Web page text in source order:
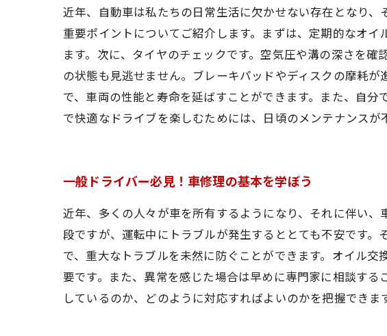
近年、自動車は私たちの日常生活に欠かせない存在となり
重要ポイントについてご紹介します。まずは、定期的なオ
ます。次に、タイヤのチェックです。空気圧や溝の深さを
の状態も見逃せません。ブレーキパッドやディスクの摩耗
で、車両の性能と寿命を延ばすことができます。また、自
で快適なドライブを楽しむためには、日頃のメンテナンスが
一般ドライバー必見！車修理の基本を学ぼう
近年、多くの人々が車を所有するようになり、それに伴い
段ですが、運転中にトラブルが発生するととても不安です
で、重大なトラブルを未然に防ぐことができます。オイル
要です。また、異常を感じた場合は早めに専門家に相談す
しているのか、どのように対応すればよいのかを把握でき